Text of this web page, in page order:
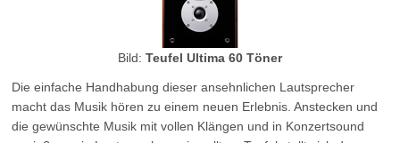
Bild: Teufel Ultima 60 Töner
Die einfache Handhabung dieser ansehnlichen Lautsprecher
macht das Musik hören zu einem neuen Erlebnis. Anstecken und
die gewünschte Musik mit vollen Klängen und in Konzertsound